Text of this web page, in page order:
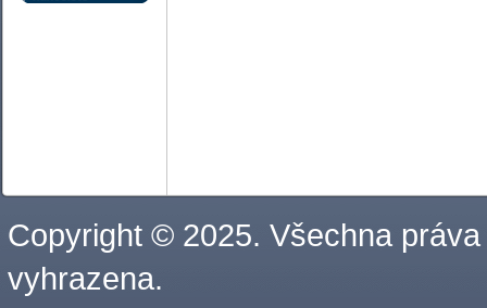
Copyright © 2025. Všechna práva
vyhrazena.